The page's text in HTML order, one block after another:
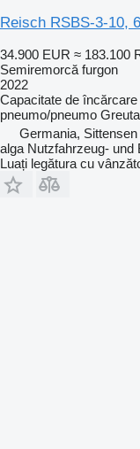
Reisch RSBS-3-10,
34.900 EUR ≈ 183.100
Semiremorcă furgon
2022
Capacitate de încărcare
pneumo/pneumo
Germania, Sittensen
alga Nutzfahrzeug-
Luați legătura cu